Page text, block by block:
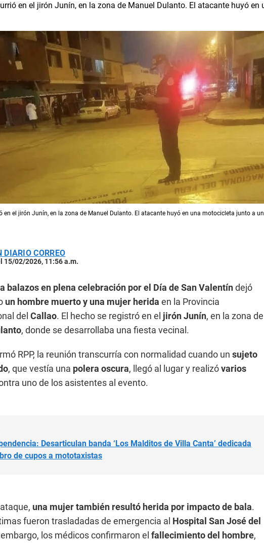
en el jirón Junín, en la zona de Manuel Dulanto. El atacante huyó
en el jirón Junín, en la zona de Manuel Dulanto. El atacante huyó en una motocicleta junto a un
DIARIO CORREO
15/02/2026, 11:56 a.m.
balazos en plena celebración por el Día de San Valentíndejó
un hombre muerto y una mujer herida en la Provincia
del Callao. El hecho se registró en el jirón Junín, en la zona de
, donde se desarrollaba una fiesta vecinal.
RPP, la reunión transcurría con normalidad cuando un sujeto
, que vestía una polera oscura, llegó al lugar y realizóvarios
uno de los asistentes al evento.
Desarticulan banda ‘Los Malditos de Villa Canta’ dedicada
de cupos a mototaxistas
una mujer también resultó herida por impacto de bala.
fueron trasladadas de emergencia al Hospital San José del
los médicos confirmaron el fallecimiento del hombre,